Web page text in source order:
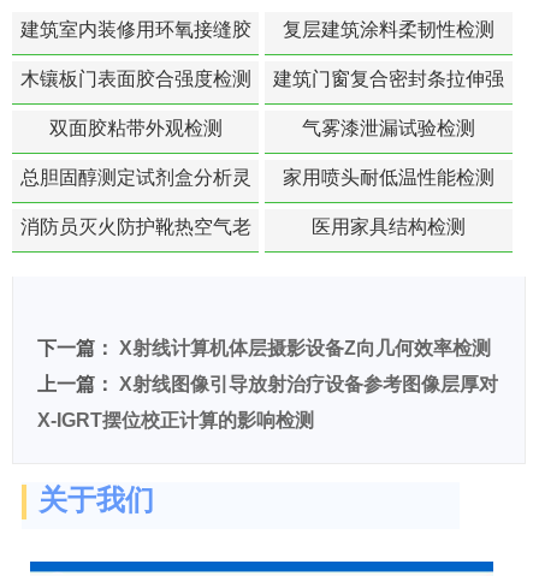
建筑室内装修用环氧接缝胶
苯含量检测
复层建筑涂料柔韧性检测
木镶板门表面胶合强度检测
建筑门窗复合密封条拉伸强
度-硬质塑料材料检测
双面胶粘带外观检测 气雾漆泄漏试验检测
总胆固醇测定试剂盒分析灵
敏度检测
家用喷头耐低温性能检测
消防员灭火防护靴热空气老
医用家具结构检测
下一篇： X射线计算机体层摄影设备Z向几何效率检测
上一篇： X射线图像引导放射治疗设备参考图像层厚对
X-IGRT摆位校正计算的影响检测
关于我们